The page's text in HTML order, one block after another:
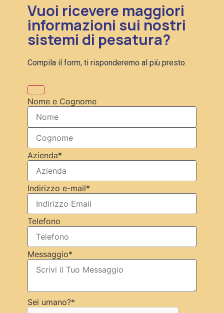
Vuoi ricevere maggiori
informazioni sui nostri
sistemi di pesatura?
Compila il form, ti risponderemo al più presto.
Nome e Cognome
Azienda*
Indirizzo e-mail*
Telefono
Messaggio*
Sei umano?*